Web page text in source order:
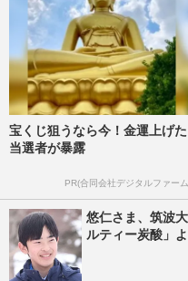
宝くじ狙うなら今！金運上げた
当選者が暴露
PR(合同会社デジタルファー
悠仁さま、筑波
ルティー炭酸」